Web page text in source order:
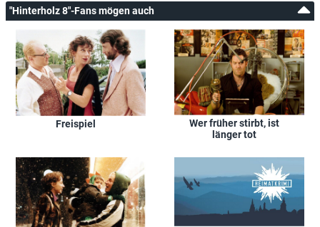
"Hinterholz 8"-Fans mögen auch
Freispiel
Wer früher stirbt, ist
länger tot